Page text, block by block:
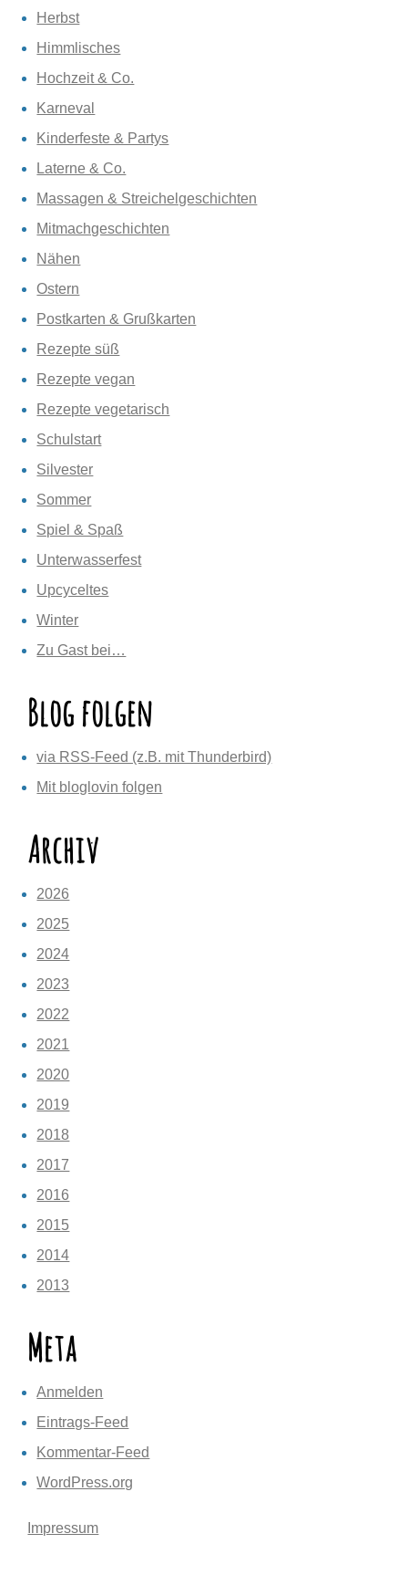
Herbst
Himmlisches
Hochzeit & Co.
Karneval
Kinderfeste & Partys
Laterne & Co.
Massagen & Streichelgeschichten
Mitmachgeschichten
Nähen
Ostern
Postkarten & Grußkarten
Rezepte süß
Rezepte vegan
Rezepte vegetarisch
Schulstart
Silvester
Sommer
Spiel & Spaß
Unterwasserfest
Upcyceltes
Winter
Zu Gast bei…
Blog folgen
via RSS-Feed (z.B. mit Thunderbird)
Mit bloglovin folgen
Archiv
2026
2025
2024
2023
2022
2021
2020
2019
2018
2017
2016
2015
2014
2013
Meta
Anmelden
Eintrags-Feed
Kommentar-Feed
WordPress.org
Impressum